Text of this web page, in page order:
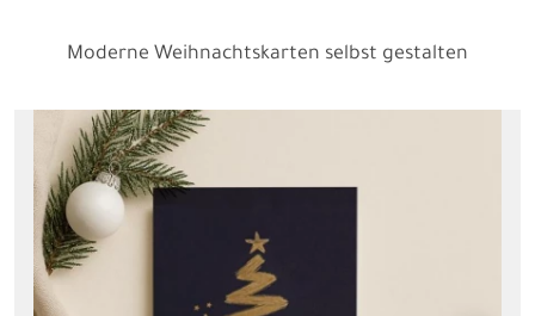
Moderne Weihnachtskarten selbst gestalten